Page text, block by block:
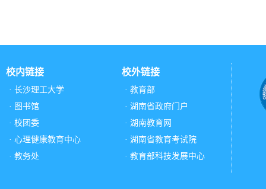
校内链接
· 长沙理工大学
· 图书馆
· 校团委
· 心理健康教育中心
· 教务处
校外链接
· 教育部
· 湖南省政府门户
· 湖南教育网
· 湖南省教育考试院
· 教育部科技发展中心